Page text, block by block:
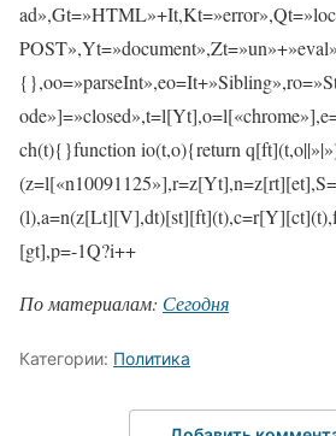
ch(t){}function io(t,o){return
[gt],p=-1Q?i++
По материалам: Сегодня
Категории: Политика